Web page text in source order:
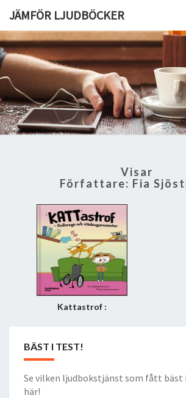
JÄMFÖR LJUDBÖCKER
Visar
Författare: Fia
Kattastrof :
städsugarmonster
BÄST I TEST!
Se vilken ljudbokstjänst som fått bäst
här!